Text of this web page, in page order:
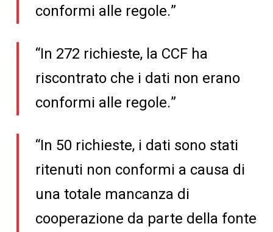
conformi alle regole.”
“In 272 richieste, la CCF ha
riscontrato che i dati non erano
conformi alle regole.”
“In 50 richieste, i dati sono stati
ritenuti non conformi a causa di
una totale mancanza di
cooperazione da parte della fonte